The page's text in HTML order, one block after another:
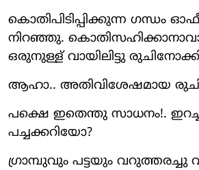
കൊതിപിടിപ്പിക്കുന്ന ഗന്ധം
നിറഞ്ഞു.
ഒരുനുള്ള് വായിലിട്ടു
ആഹാ.. അതിവിശേഷമായ
പക്ഷെ ഇതെന്തു സാധനം!.
പച്ചക്കറിയോ?
ഗ്രാമ്പുവും പട്ടയും വറുത്തരച്ചു